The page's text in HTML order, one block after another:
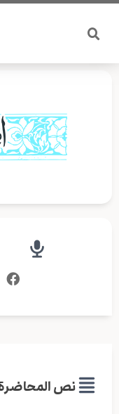
تخطي
المحتوى
نص المحاضرة